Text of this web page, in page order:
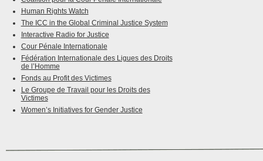
Human Rights Watch
The ICC in the Global Criminal Justice System
Interactive Radio for Justice
Cour Pénale Internationale
Fédération Internationale des Ligues des Droits
de l’Homme
Fonds au Profit des Victimes
Le Groupe de Travail pour les Droits des
Victimes
Women’s Initiatives for Gender Justice